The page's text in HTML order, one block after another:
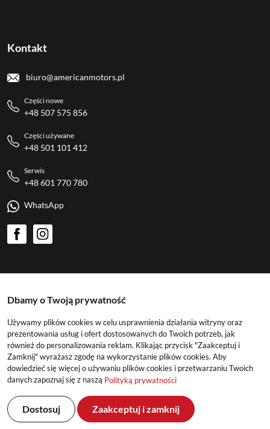
Konto
Kontakt
biuro@americanmotors.pl
Części nowe
+48 507 575 856
Części używane
+48 501 101 412
Serwis
+48 601 770 780
WhatsApp
Dbamy o Twoją prywatność
Używamy plików cookies w celu usprawnienia działania witryny oraz
prezentowania usług i ofert dostosowanych do Twoich potrzeb, jak
również do personalizowania reklam. Klikając przycisk "Zaakceptuj i
Zamknij" wyrażasz zgodę na wykorzystanie plików cookies. Aby
dowiedzieć się więcej o używaniu plików cookies i przetwarzaniu Twoich
danych zapoznaj się z naszą Polityką prywatności
Dostosuj Zaakceptuj i zamknij